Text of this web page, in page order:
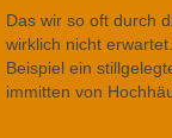
Das wir so oft durch
wirklich nicht
Beispiel ein
immitten von